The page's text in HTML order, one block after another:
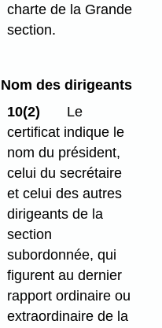
charte de la Grande
section.
Nom des dirigeants
10(2)
Le
certificat indique le
nom du président,
celui du secrétaire
et celui des autres
dirigeants de la
section
subordonnée, qui
figurent au dernier
rapport ordinaire ou
extraordinaire de la